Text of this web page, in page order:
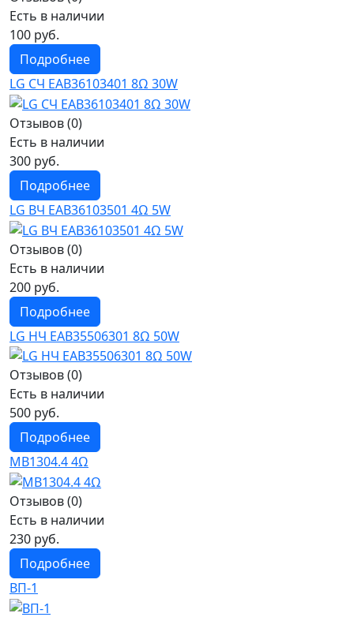
Есть в наличии
100 руб.
Подробнее
LG CЧ EAB36103401 8Ω 30W
Отзывов (0)
Есть в наличии
300 руб.
Подробнее
LG ВЧ EAB36103501 4Ω 5W
Отзывов (0)
Есть в наличии
200 руб.
Подробнее
LG НЧ EAB35506301 8Ω 50W
Отзывов (0)
Есть в наличии
500 руб.
Подробнее
MB1304.4 4Ω
Отзывов (0)
Есть в наличии
230 руб.
Подробнее
ВП-1